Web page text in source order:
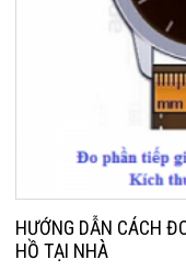
HƯỚNG DẪN CÁCH
HỒ TẠI NHÀ